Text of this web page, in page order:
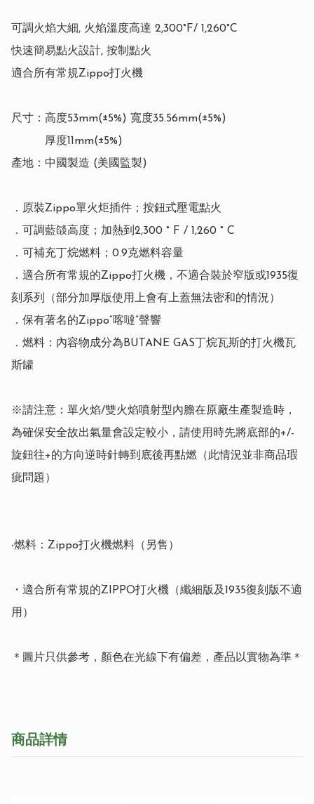
可調火焰大細, 火焰溫度高達 2,300°F/ 1,260°C
快速簡易點火設計, 按制點火
適合所有常規Zippo打火機
尺寸：高度53mm(±5%) 寬度35.56mm(±5%)
厚度11mm(±5%)
產地：中國製造 (美國監製)
．原裝Zippo單火炬插件；按鈕式壓電點火
．可調藍燄高度；加熱到2,300 ° F / 1,260 ° C
．可補充丁烷燃料；0.9克燃料容量
．適合所有常規的Zippo打火機，不適合裝於窄版或1935復
刻系列（部分加厚版使用上會有上蓋無法密和的情況）
．保有著名的Zippo“喀噠”聲響
．燃料：內容物成分為BUTANE GAS丁烷瓦斯的打火機瓦
斯罐
※請注意：單火焰/雙火焰噴射型內膽在原廠生產製造時，
為確保安全故出氣量會設定較小，請使用時先將底部的+/-
旋鈕往+的方向逆時針轉到底後再點燃（此情況並非商品瑕
疵問題）
‧燃料：Zippo打火機燃料（另售）
・適合所有常規的ZIPPO打火機（纖細版及1935復刻版不適
用）
＊圖片只供參考，顏色在光線下有偏差，產品以實物為準＊
商品詳情